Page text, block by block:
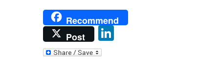
Recommend
Post